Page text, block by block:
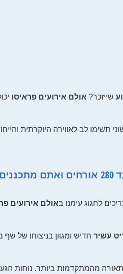
שייזכר? אולם אירועים פראיסו
תשימו לב לאווירה היוקרתית
קטן...
לחגוג עימנו באולם אירועים
עשיר חדיש ומגוון בניצוחו של
מהמתקדמות ביותר. נוחות